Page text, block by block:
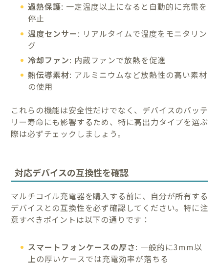
過熱保護: 一定温度以上になると自動的に充電を
停止
温度センサー: リアルタイムで温度をモニタリン
グ
冷却ファン: 内蔵ファンで放熱を促進
熱伝導素材: アルミニウムなど放熱性の高い素材
の使用
これらの機能は安全性だけでなく、デバイスのバッテ
リー寿命にも影響するため、特に高出力タイプを選ぶ
際は必ずチェックしましょう。
対応デバイスの互換性を確認
マルチコイル充電器を購入する前に、自分が所有する
デバイスとの互換性を必ず確認してください。特に注
意すべきポイントは以下の通りです：
スマートフォンケースの厚さ: 一般的に3mm以
上の厚いケースでは充電効率が落ちる